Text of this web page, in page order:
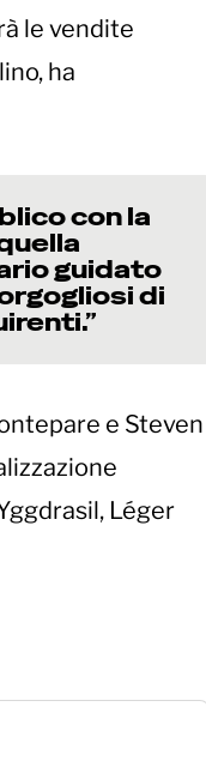
le vendite
ha
con la
guidato
di
e Steven
Léger